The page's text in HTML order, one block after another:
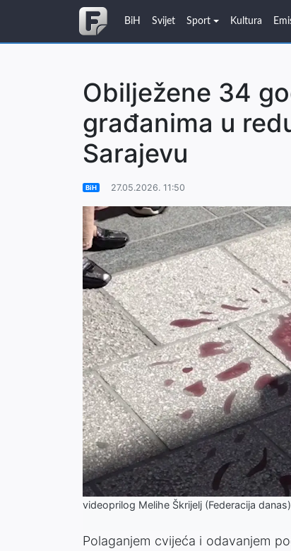
BiH Svijet Sport Kultura
Obilježene 34
građanima u
Sarajevu
BiH 27.05.2026. 11:50
videoprilog Melihe Škrijelj (Federacija danas)
Polaganjem cvijeća i odavanjem